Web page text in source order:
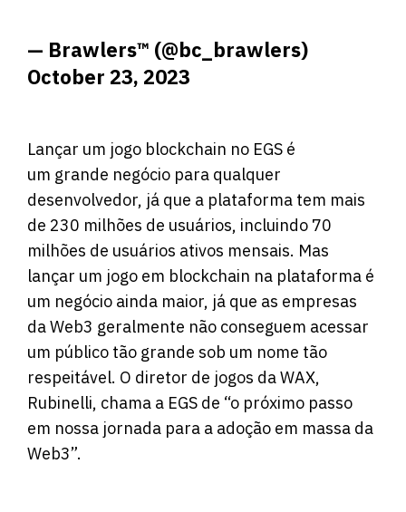
— Brawlers™ (@bc_brawlers)
October 23, 2023
Lançar um jogo blockchain no EGS é
um grande negócio para qualquer
desenvolvedor, já que a plataforma tem mais
de 230 milhões de usuários, incluindo 70
milhões de usuários ativos mensais. Mas
lançar um jogo em blockchain na plataforma é
um negócio ainda maior, já que as empresas
da Web3 geralmente não conseguem acessar
um público tão grande sob um nome tão
respeitável. O diretor de jogos da WAX,
Rubinelli, chama a EGS de “o próximo passo
em nossa jornada para a adoção em massa da
Web3”.